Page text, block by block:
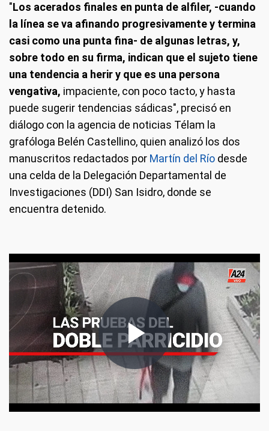
"Los acerados finales en punta de alfiler, -cuando
la línea se va afinando progresivamente y termina
casi como una punta fina- de algunas letras, y,
sobre todo en su firma, indican que el sujeto tiene
una tendencia a herir y que es una persona
vengativa, impaciente, con poco tacto, y hasta
puede sugerir tendencias sádicas", precisó en
diálogo con la agencia de noticias Télam la
grafóloga Belén Castellino, quien analizó los dos
manuscritos redactados por Martín del Río desde
una celda de la Delegación Departamental de
Investigaciones (DDI) San Isidro, donde se
encuentra detenido.